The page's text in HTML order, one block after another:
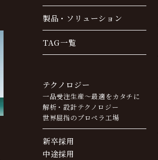
製品・ソリューション
TAG一覧
テクノロジー
一品受注生産～最適をカタチに
解析・設計テクノロジー
世界屈指のプロペラ工場
新卒採用
中途採用